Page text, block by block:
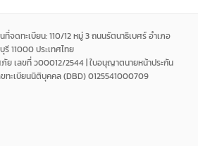
จดทะเบียน: 110/12 หมู่ 3 ถนนรัตนาธิเบศร์ อำเภอ
11000 ประเทศไทย
ย เลขที่ ว00012/2544 | ใบอนุญาตนายหน้าประกัน
ทะเบียนนิติบุคคล (DBD) 0125541000709